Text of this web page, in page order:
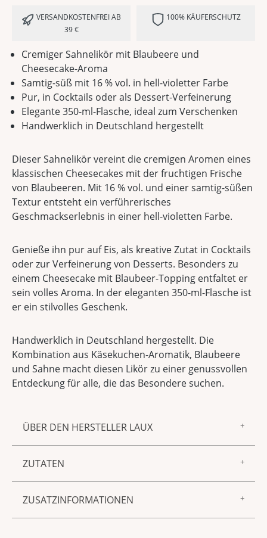
Cremiger Sahnelikör mit Blaubeere und
Cheesecake-Aroma
Samtig-süß mit 16 % vol. in hell-violetter Farbe
Pur, in Cocktails oder als Dessert-Verfeinerung
Elegante 350-ml-Flasche, ideal zum Verschenken
Handwerklich in Deutschland hergestellt
VERSANDKOSTENFREI AB
39 €
100% KÄUFERSCHUTZ
ÜBER DEN HERSTELLER LAUX
Gewürzmischungen, Saucen und Senf sowie
Spirituosen und Liköre – aus unserer
hauseigenen Manufaktur in Föhren. Allen
ZUTATEN
Farbstoff
ZUSATZINFORMATIONEN
Dieser Sahnelikör vereint die cremigen Aromen eines
klassischen Cheesecakes mit der fruchtigen Frische
von Blaubeeren. Mit 16 % vol. und einer samtig-süßen
Textur entsteht ein verführerisches
Geschmackserlebnis in einer hell-violetten Farbe.
Genieße ihn pur auf Eis, als kreative Zutat in Cocktails
oder zur Verfeinerung von Desserts. Besonders zu
einem Cheesecake mit Blaubeer-Topping entfaltet er
sein volles Aroma. In der eleganten 350-ml-Flasche ist
er ein stilvolles Geschenk.
Handwerklich in Deutschland hergestellt. Die
Kombination aus Käsekuchen-Aromatik, Blaubeere
und Sahne macht diesen Likör zu einer genussvollen
Entdeckung für alle, die das Besondere suchen.